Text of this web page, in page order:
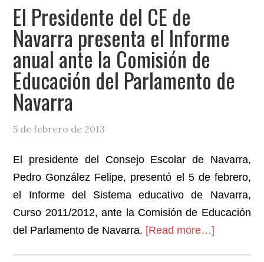
retos
del
parlamentarismo.
Presente
y
El Presidente del CE de
Navarra presenta el Informe
anual ante la Comisión de
Educación del Parlamento de
Navarra
5 de febrero de 2013
El presidente del Consejo Escolar de Navarra,
Pedro González Felipe, presentó el 5 de febrero,
el Informe del Sistema educativo de Navarra,
Curso 2011/2012, ante la Comisión de Educación
del Parlamento de Navarra. [Read more…]